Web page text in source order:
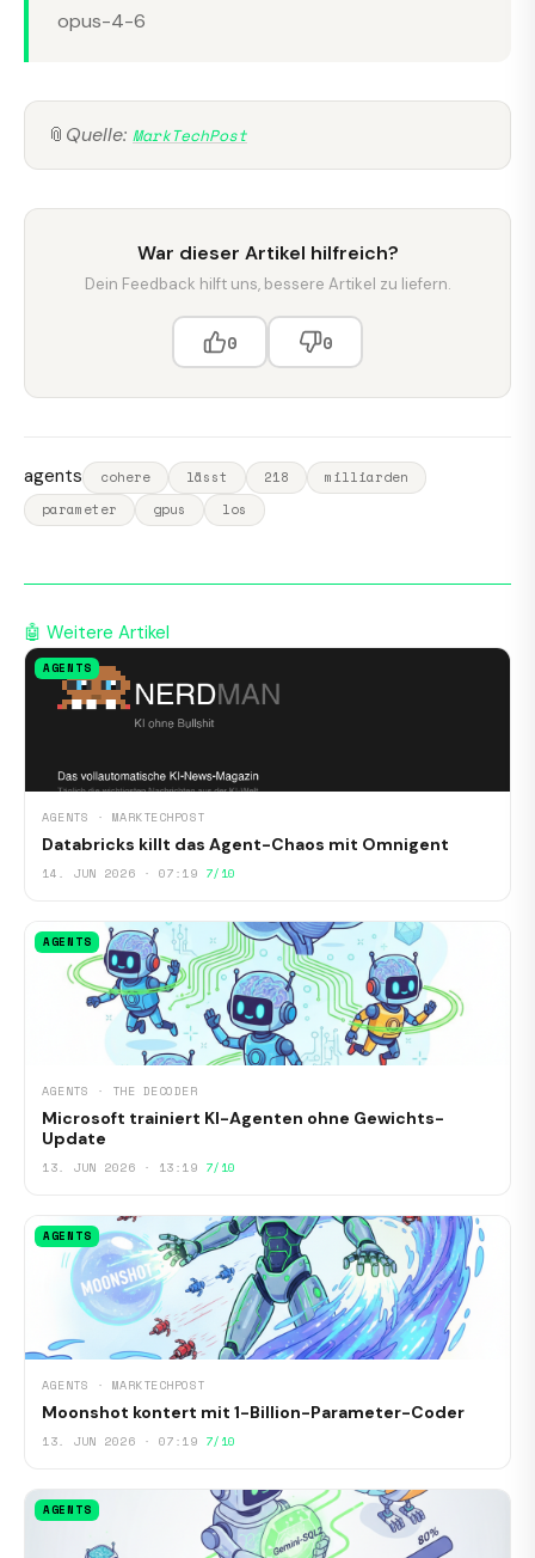
opus-4-6
📎 Quelle: MarkTechPost
War dieser Artikel hilfreich?
Dein Feedback hilft uns, bessere Artikel zu liefern.
0 0
agents cohere lässt 218
milliarden
parameter
gpus los
🤖 Weitere Artikel
AGENTS
AGENTS · MARKTECHPOST
Databricks killt das Agent-Chaos mit Omnigent
14. JUN 2026 · 07:19 7/10
AGENTS
AGENTS · THE DECODER
Microsoft trainiert KI-Agenten ohne Gewichts-
Update
13. JUN 2026 · 13:19 7/10
AGENTS
AGENTS · MARKTECHPOST
Moonshot kontert mit 1-Billion-Parameter-Coder
13. JUN 2026 · 07:19 7/10
AGENTS